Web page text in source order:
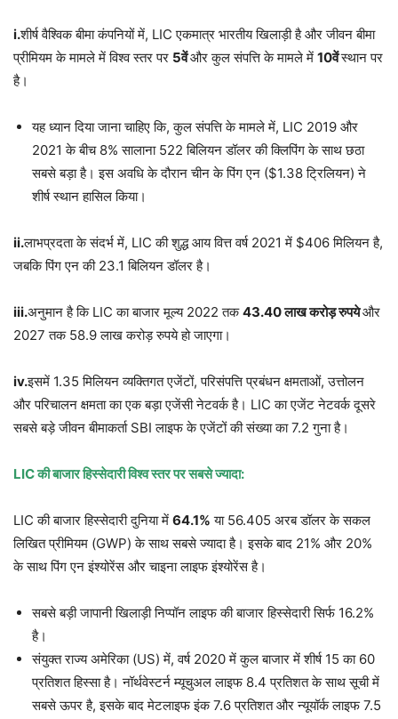
i.शीर्ष वैश्विक बीमा कंपनियों में, LIC एकमात्र भारतीय खिलाड़ी है और जीवन बीमा
प्रीमियम के मामले में विश्व स्तर पर 5वेंऔर कुल संपत्ति के मामले में 10वेंस्थान पर
है।
यह ध्यान दिया जाना चाहिए कि, कुल संपत्ति के मामले में, LIC 2019 और
2021 के बीच 8% सालाना 522 बिलियन डॉलर की क्लिपिंग के साथ छठा
सबसे बड़ा है। इस अवधि के दौरान चीन के पिंग एन ($1.38 ट्रिलियन) ने
शीर्ष स्थान हासिल किया।
ii.लाभप्रदता के संदर्भ में, LIC की शुद्ध आय वित्त वर्ष 2021 में $406 मिलियन है,
जबकि पिंग एन की 23.1 बिलियन डॉलर है।
iii.अनुमान है कि LIC का बाजार मूल्य 2022 तक43.40 लाख करोड़ रुपयेऔर
2027 तक 58.9 लाख करोड़ रुपये हो जाएगा।
iv.इसमें 1.35 मिलियन व्यक्तिगत एजेंटों, परिसंपत्ति प्रबंधन क्षमताओं, उत्तोलन
और परिचालन क्षमता का एक बड़ा एजेंसी नेटवर्क है। LIC का एजेंट नेटवर्क दूसरे
सबसे बड़े जीवन बीमाकर्ता SBI लाइफ के एजेंटों की संख्या का 7.2 गुना है।
LIC की बाजार हिस्सेदारी विश्व स्तर पर सबसे ज्यादा:
LIC की बाजार हिस्सेदारी दुनिया में 64.1% या 56.405 अरब डॉलर के सकल
लिखित प्रीमियम (GWP) के साथ सबसे ज्यादा है। इसके बाद 21% और 20%
के साथ पिंग एन इंश्योरेंस और चाइना लाइफ इंश्योरेंस है।
सबसे बड़ी जापानी खिलाड़ी निप्पॉन लाइफ की बाजार हिस्सेदारी सिर्फ 16.2%
है।
संयुक्त राज्य अमेरिका (US) में, वर्ष 2020 में कुल बाजार में शीर्ष 15 का 60
प्रतिशत हिस्सा है। नॉर्थवेस्टर्न म्यूचुअल लाइफ 8.4 प्रतिशत के साथ सूची में
सबसे ऊपर है, इसके बाद मेटलाइफ इंक 7.6 प्रतिशत और न्यूयॉर्क लाइफ 7.5